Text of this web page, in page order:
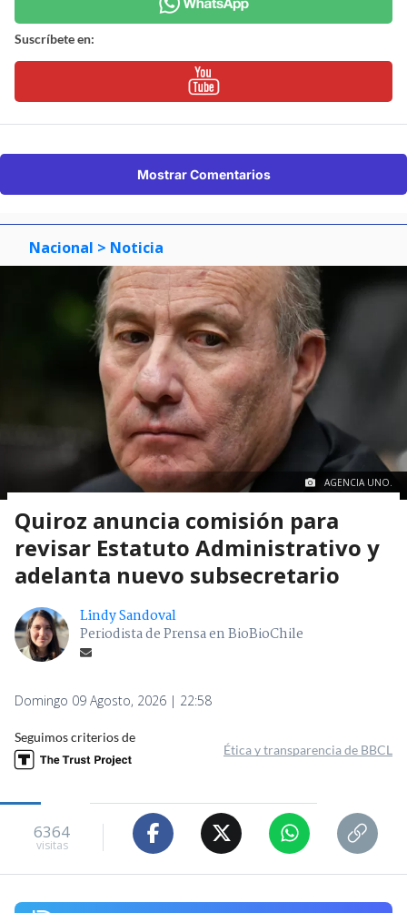
Suscríbete en:
Mostrar Comentarios
Nacional > Noticia
AGENCIA UNO.
Quiroz anuncia comisión para
revisar Estatuto Administrativo y
adelanta nuevo subsecretario
Lindy Sandoval
Periodista de Prensa en BioBioChile
Domingo 09 Agosto, 2026 | 22:58
Seguimos criterios de
Ética y transparencia de BBCL
6364
visitas